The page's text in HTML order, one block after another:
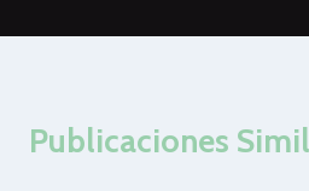
Publicaciones